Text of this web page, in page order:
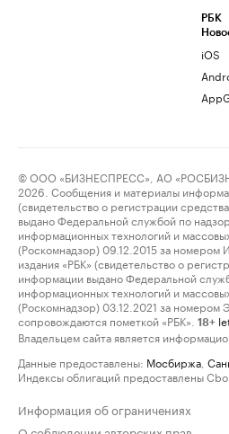
РБК
iOS
© ООО «БИЗНЕСПРЕСС», АО
2026. Сообщения и материалы
(свидетельство о регистрации
выдано Федеральной службой по
информационных технологий и
(Роскомнадзор) 09.12.2015 за
издания «РБК» (свидетельство о
информации выдано Федеральной
информационных технологий и
(Роскомнадзор) 03.12.2021 за
сопровождаются пометкой «РБК».
18+
Владельцем сайта является
Данные предоставлены: Мосбиржа
Индексы облигаций предоставлены
Информация об ограничениях